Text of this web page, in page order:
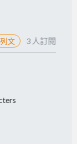
文 3 人訂閱